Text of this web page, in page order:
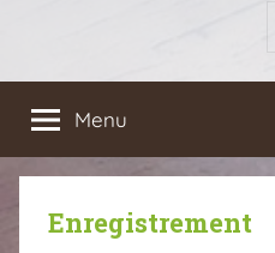
:
Menu
Enregistrement